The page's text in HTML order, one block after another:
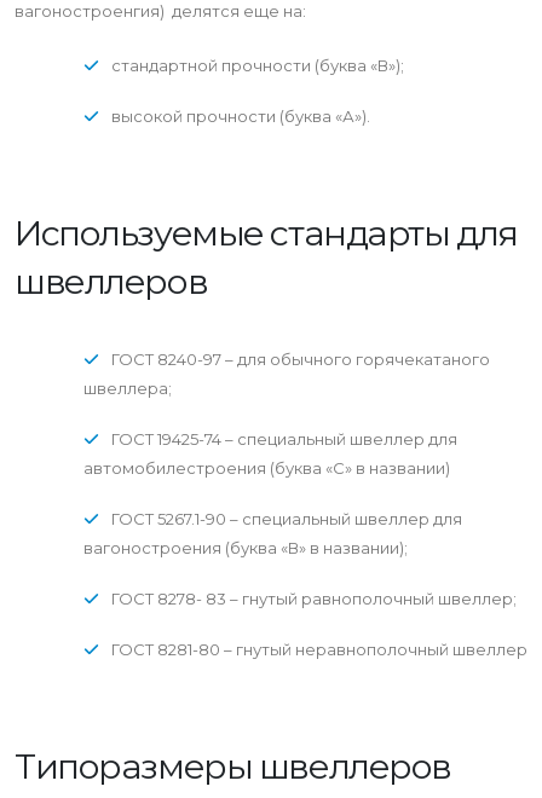
вагоностроенгия) делятся еще на:
стандартной прочности (буква «В»);
высокой прочности (буква «А»).
Используемые стандарты для
швеллеров
ГОСТ 8240-97 – для обычного горячекатаного
швеллера;
ГОСТ 19425-74 – специальный швеллер для
автомобилестроения (буква «С» в названии)
ГОСТ 5267.1-90 – специальный швеллер для
вагоностроения (буква «В» в названии);
ГОСТ 8278- 83 – гнутый равнополочный швеллер;
ГОСТ 8281-80 – гнутый неравнополочный швеллер
Типоразмеры швеллеров